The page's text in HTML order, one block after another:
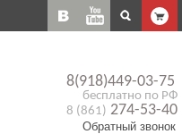
8(918)449-03-75
бесплатно по РФ
8 (861) 274-53-40
Обратный звонок